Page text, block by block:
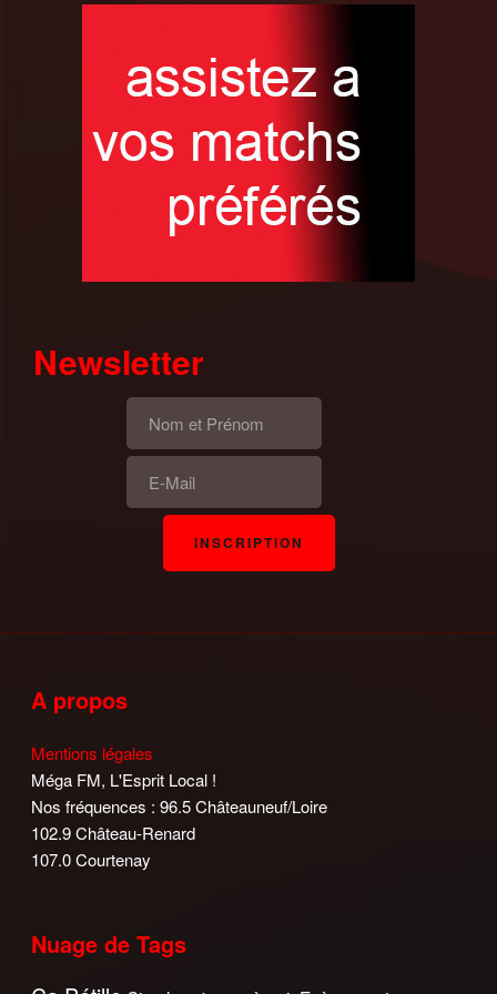
Newsletter
A propos
Mentions légales
Méga FM, L'Esprit Local !
Nos fréquences : 96.5 Châteauneuf/Loire
102.9 Château-Renard
107.0 Courtenay
Nuage de Tags